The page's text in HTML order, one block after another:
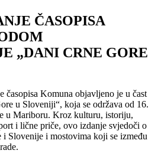
ČASOPISA
„DANI CRNE GORE
časopisa Komuna objavljeno je u čast
u Sloveniji“, koja se održava od 16.
u Mariboru. Kroz kulturu, istoriju,
i lične priče, ovo izdanje svjedoči o
i Slovenije i mostovima koji se između